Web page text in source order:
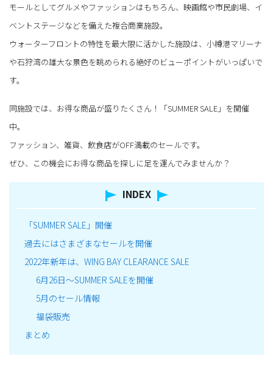
モールとしてグルメやファッションはもちろん、映画館や市民劇場、イ
ベントステージなどを備えた複合商業施設。
ウォーターフロントの特性を最大限に活かした施設は、小樽港マリーナ
や石狩湾の雄大な景色を眺められる絶好のビューポイントがいっぱいで
す。
同施設では、お得な商品が盛りたくさん！「SUMMER SALE」を開催
中。
ファッション、雑貨、飲食店がOFF満載のセールです。
ぜひ、この機会にお得な商品を探しに足を運んでみませんか？
INDEX
「SUMMER SALE」開催
過去にはさまざまなセールを開催
2022年新年は、WING BAY CLEARANCE SALE
6月26日～SUMMER SALEを開催
5月のセール情報
福袋販売
まとめ